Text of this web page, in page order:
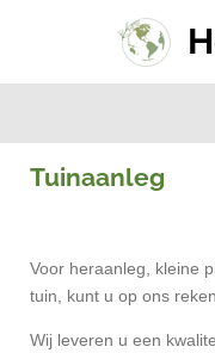
Tuinaanleg
Voor heraanleg, kleine
tuin, kunt u op ons
Wij leveren u een